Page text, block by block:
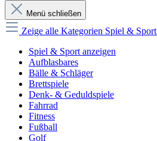
Menü schließen
Zeige alle Kategorien Spiel & Sport
Spiel & Sport anzeigen
Aufblasbares
Bälle & Schläger
Brettspiele
Denk- & Geduldspiele
Fahrrad
Fitness
Fußball
Golf